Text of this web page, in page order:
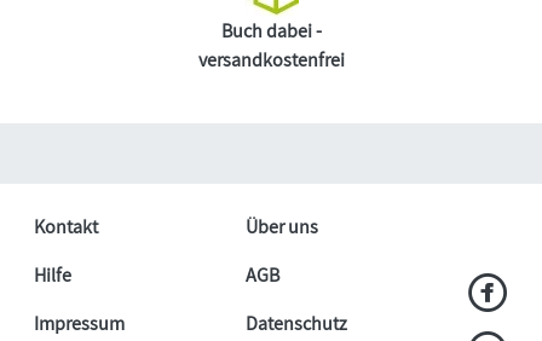
Buch dabei -
versandkostenfrei
Kontakt
Über uns
Hilfe
AGB
Impressum
Datenschutz